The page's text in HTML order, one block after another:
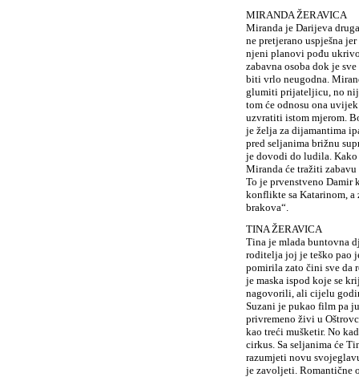
MIRANDA ŽERAVICA
Miranda je Darijeva
ne pretjerano uspješna
njeni planovi pođu
zabavna osoba dok je
biti vrlo neugodna.
glumiti prijateljicu, no
tom će odnosu ona
uzvratiti istom mjerom.
je želja za dijamantima
pred seljanima brižnu
je dovodi do ludila. Kako
Miranda će tražiti
To je prvenstveno Damir
konflikte sa Katarinom, a
brakova“.
TINA ŽERAVICA
Tina je mlada buntovna
roditelja joj je teško pao
pomirila zato čini sve da
je maska ispod koje se
nagovorili, ali cijelu
Suzani je pukao film pa
privremeno živi u
kao treći mušketir. No
cirkus. Sa seljanima će
razumjeti novu
je zavoljeti. Romantične